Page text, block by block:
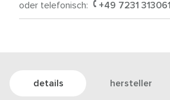
oder telefonisch: +49 7231 313061
details hersteller